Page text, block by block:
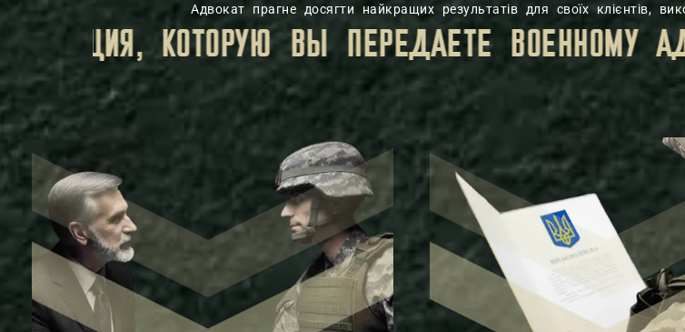
Адвокат прагне досягти найкращих результатів для своїх клієнтів,
РЕЖИМОМ АДВОКАТСКОЙ ТАЙНЫ,